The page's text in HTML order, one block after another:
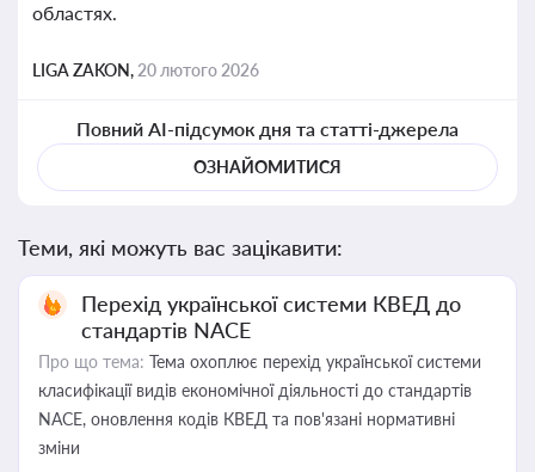
областях.
LIGA ZAKON, 20 лютого 2026
Повний AI-підсумок дня та статті-джерела
ОЗНАЙОМИТИСЯ
Теми, які можуть вас зацікавити:
Перехід української системи КВЕД до
стандартів NACE
Про що тема: Тема охоплює перехід української системи
класифікації видів економічної діяльності до стандартів
NACE, оновлення кодів КВЕД та пов'язані нормативні
зміни